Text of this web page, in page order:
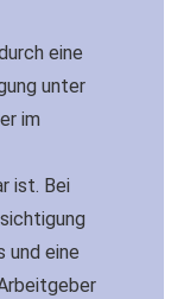
eine
unter
im
ist. Bei
und eine